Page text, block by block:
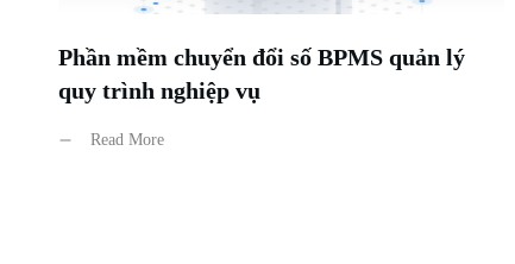
Phần mềm chuyển đổi số BPMS quản lý
quy trình nghiệp vụ
Read More